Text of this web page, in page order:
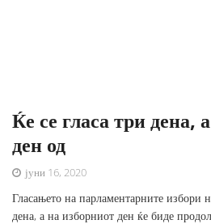
Ќе се гласа три дена,
ден од
јуни 16, 2020
Гласањето на парламентарните избори
дена, а на изборниот ден ќе биде